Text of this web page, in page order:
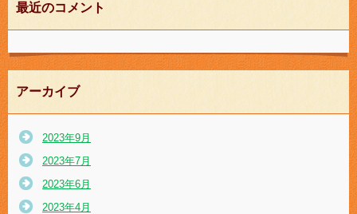
最近のコメント
アーカイブ
2023年9月
2023年7月
2023年6月
2023年4月